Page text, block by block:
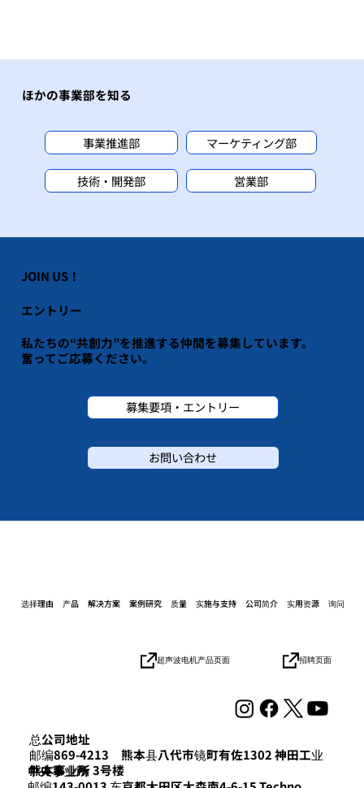
ほかの事業部を知る
事業推進部 マーケティング部
技術・開発部 営業部
JOIN US！
エントリー
私たちの“共創力”を推進する仲間を募集しています。
​奮ってご応募ください。
募集要項・エントリー
お問い合わせ
总公司地址
邮编869-4213 熊本县八代市镜町有佐1302 神田工业
熊本事业所 3号楼
​中央事业所
选择理由 产品 解决方案 案例研究 质量 实施与支持 公司简介 实用资源 询问
超声波电机产品页面 招聘页面